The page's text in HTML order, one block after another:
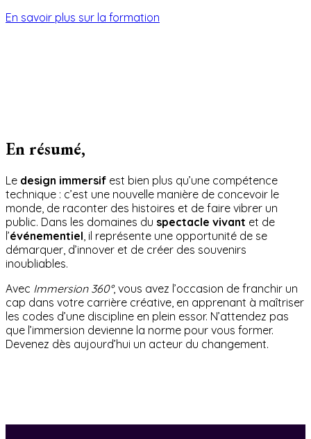
En savoir plus sur la formation
En résumé,
Le design immersif est bien plus qu’une compétence
technique : c’est une nouvelle manière de concevoir le
monde, de raconter des histoires et de faire vibrer un
public. Dans les domaines du spectacle vivant et de
l’événementiel , il représente une opportunité de se
démarquer, d’innover et de créer des souvenirs
inoubliables.
Avec Immersion 360°, vous avez l’occasion de franchir un
cap dans votre carrière créative, en apprenant à maîtriser
les codes d’une discipline en plein essor. N’attendez pas
que l’immersion devienne la norme pour vous former.
Devenez dès aujourd’hui un acteur du changement.